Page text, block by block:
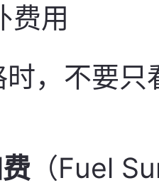
费用
，不要
（Fuel